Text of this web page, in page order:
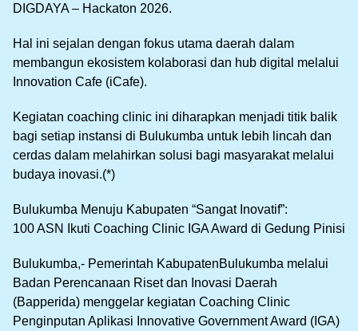
DIGDAYA – Hackaton 2026.
Hal ini sejalan dengan fokus utama daerah dalam
membangun ekosistem kolaborasi dan hub digital melalui
Innovation Cafe (iCafe).
Kegiatan coaching clinic ini diharapkan menjadi titik balik
bagi setiap instansi di Bulukumba untuk lebih lincah dan
cerdas dalam melahirkan solusi bagi masyarakat melalui
budaya inovasi.(*)
Bulukumba Menuju Kabupaten “Sangat Inovatif”:
100 ASN Ikuti Coaching Clinic IGA Award di Gedung Pinisi
Bulukumba,- Pemerintah KabupatenBulukumba melalui
Badan Perencanaan Riset dan Inovasi Daerah
(Bapperida) menggelar kegiatan Coaching Clinic
Penginputan Aplikasi Innovative Government Award (IGA)